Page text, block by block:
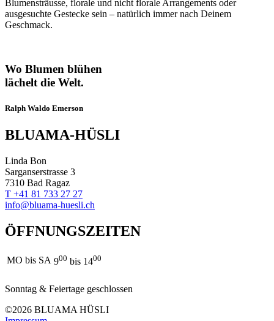
Blumensträusse, florale und nicht florale Arrangements oder
ausgesuchte Gestecke sein – natürlich immer nach Deinem
Geschmack.
Wo Blumen blühen
lächelt die Welt.
Ralph Waldo Emerson
BLUAMA-HÜSLI
Linda Bon
Sarganserstrasse 3
7310 Bad Ragaz
T +41 81 733 27 27
info@bluama-huesli.ch
ÖFFNUNGSZEITEN
MO bis SA 900 bis 1400
Sonntag & Feiertage geschlossen
©2026 BLUAMA HÜSLI